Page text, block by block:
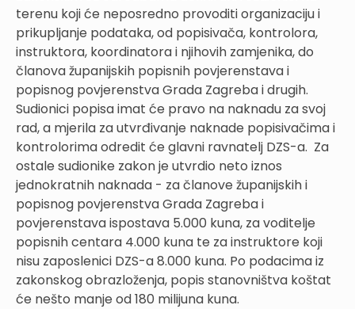
terenu koji će neposredno provoditi organizaciju i
prikupljanje podataka, od popisivača, kontrolora,
instruktora, koordinatora i njihovih zamjenika, do
članova županijskih popisnih povjerenstava i
popisnog povjerenstva Grada Zagreba i drugih.
Sudionici popisa imat će pravo na naknadu za svoj
rad, a mjerila za utvrđivanje naknade popisivačima i
kontrolorima odredit će glavni ravnatelj DZS-a. Za
ostale sudionike zakon je utvrdio neto iznos
jednokratnih naknada - za članove županijskih i
popisnog povjerenstva Grada Zagreba i
povjerenstava ispostava 5.000 kuna, za voditelje
popisnih centara 4.000 kuna te za instruktore koji
nisu zaposlenici DZS-a 8.000 kuna. Po podacima iz
zakonskog obrazloženja, popis stanovništva koštat
će nešto manje od 180 milijuna kuna.